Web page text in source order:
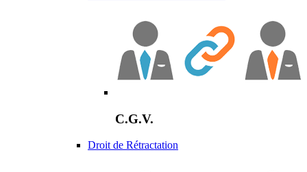
C.G.V.
Droit de Rétractation